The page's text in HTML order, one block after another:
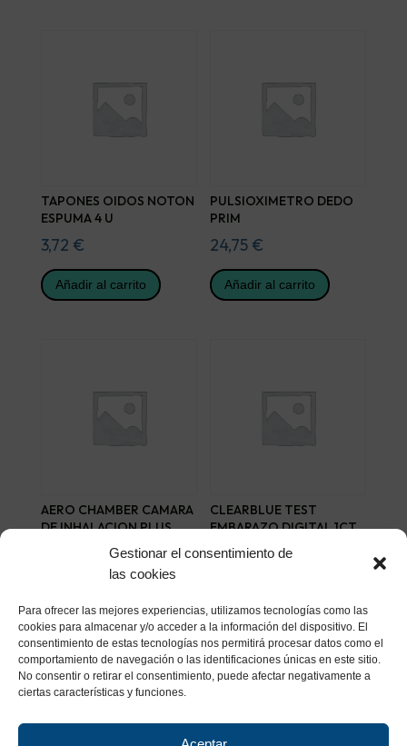
Gestionar el consentimiento de
las cookies
Para ofrecer las mejores experiencias, utilizamos tecnologías como las
cookies para almacenar y/o acceder a la información del dispositivo. El
consentimiento de estas tecnologías nos permitirá procesar datos como el
comportamiento de navegación o las identificaciones únicas en este sitio.
No consentir o retirar el consentimiento, puede afectar negativamente a
ciertas características y funciones.
TAPONES OIDOS NOTON
ESPUMA 4 U
3,72 €
Añadir al carrito
PULSIOXIMETRO DEDO
PRIM
24,75 €
Añadir al carrito
AERO CHAMBER CAMARA
DE INHALACION PLUS
FLOW-VU ADULTO 1 U
Añadir al carrito
CLEARBLUE TEST
EMBARAZO DIGITAL 1CT
14,83€